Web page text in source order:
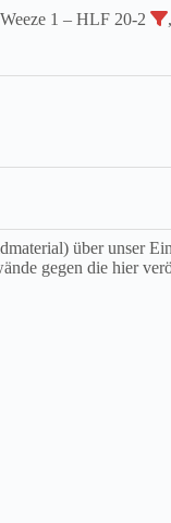
1 – HLF 20-2
über unser
gegen die hier